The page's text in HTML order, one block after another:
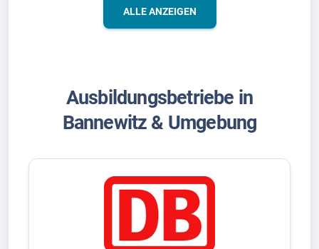
ALLE ANZEIGEN
Ausbildungsbetriebe in
Bannewitz & Umgebung